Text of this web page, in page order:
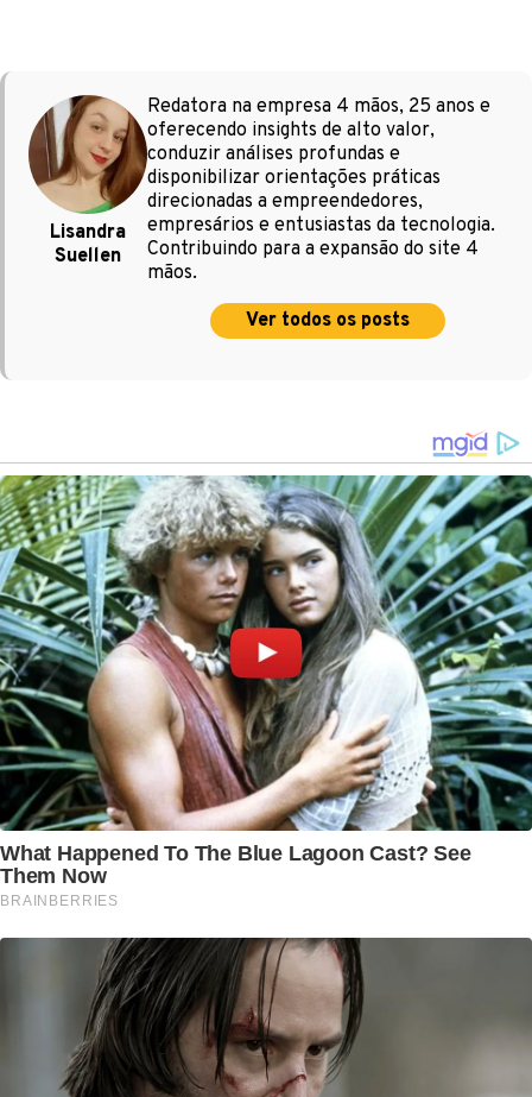
Lisandra
Suellen
Redatora na empresa 4 mãos, 25 anos e
oferecendo insights de alto valor,
conduzir análises profundas e
disponibilizar orientações práticas
direcionadas a empreendedores,
empresários e entusiastas da tecnologia.
Contribuindo para a expansão do site 4
mãos.
Ver todos os posts